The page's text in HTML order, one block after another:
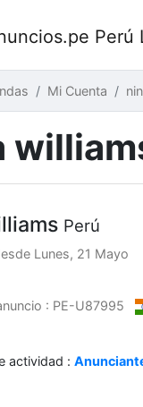
Mi Cuenta
Perú
Lunes, 21 Mayo
: PE-U87995
actividad :